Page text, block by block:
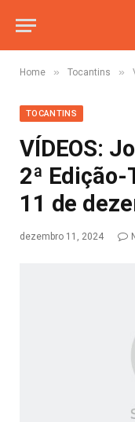
Home » Tocantins »
TOCANTINS
VÍDEOS:
2ª
11 de
dezembro 11, 2024